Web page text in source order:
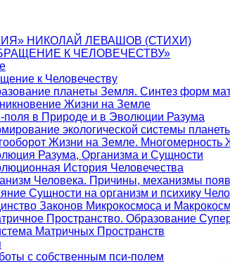
НИКОЛАЙ ЛЕВАШОВ (СТИХИ)
К ЧЕЛОВЕЧЕСТВУ»
к Человечеству
планеты Земля. Синтез форм
Жизни на Земле
поля в Природе и в Эволюции Разума
экологической системы
Жизни на Земле. Многомерность
Разума, Организма и Сущности
История Человечества
Человека. Причины, механизмы
Сущности на организм и психику
Законов Микрокосмоса и
Пространство. Образование
Матричных Пространств
с собственным пси-полем